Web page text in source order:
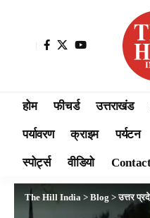
होम फीचर्ड उत्तराखंड
पर्यावरण क्राइम पर्यटन
स्पोर्ट्स वीडियो
The Hill India > Blog >उत्तर